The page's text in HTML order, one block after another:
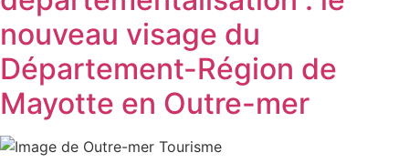
nouveau visage du
Département-Région de
Mayotte en Outre-mer